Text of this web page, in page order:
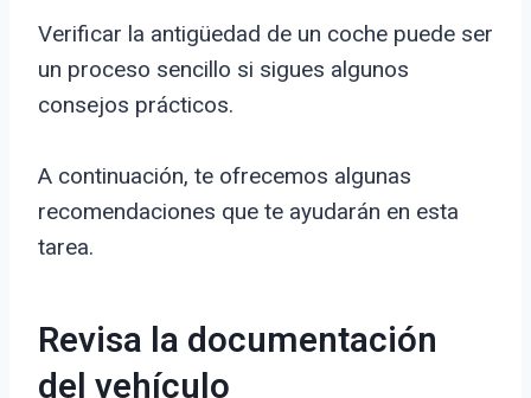
Verificar la antigüedad de un coche puede ser
un proceso sencillo si sigues algunos
consejos prácticos.
A continuación, te ofrecemos algunas
recomendaciones que te ayudarán en esta
tarea.
Revisa la documentación
del vehículo